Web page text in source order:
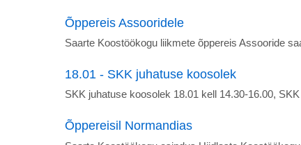
Õppereis Assooridele
Saarte Koostöökogu liikmete õppereis Assooride
18.01 - SKK juhatuse koosolek
SKK juhatuse koosolek 18.01 kell 14.30-16.00,
Õppereisil Normandias